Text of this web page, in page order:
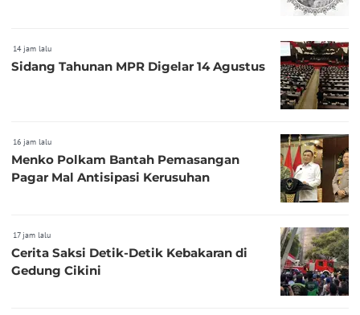
14 jam lalu
Sidang Tahunan MPR Digelar 14 Agustus
16 jam lalu
Menko Polkam Bantah Pemasangan
Pagar Mal Antisipasi Kerusuhan
17 jam lalu
Cerita Saksi Detik-Detik Kebakaran di
Gedung Cikini